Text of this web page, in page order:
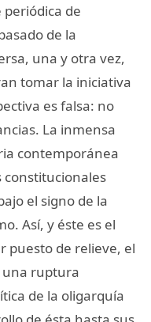
de
de la
una y otra vez,
tomar la iniciativa
es falsa: no
La inmensa
contemporánea
constitucionales
el signo de la
Así, y éste es el
puesto de relieve, el
una ruptura
de la oligarquía